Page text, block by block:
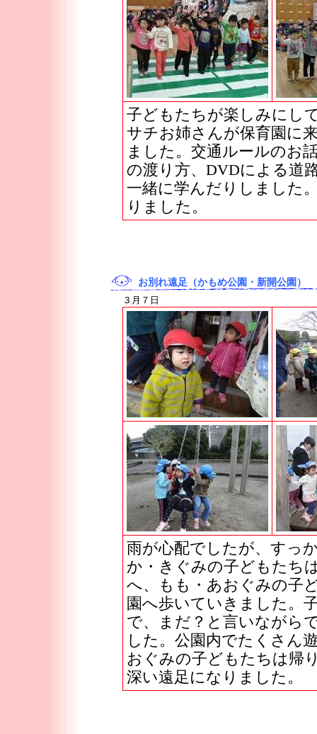
子どもたちが楽しみにし
サチお姉さんが保育園に
ました。交通ルールのお
の渡り方、DVDによる道
一緒に学んだりしました
りました。
お別れ遠足（かもめ公園・新開公園）
３月７日
雨が心配でしたが、すっ
か・きぐみの子どもたち
へ、もも・あおぐみの子
園へ歩いていきました。
で、まだ？と言いながら
した。公園内でたくさん
おぐみの子どもたちは帰
深い遠足になりました。